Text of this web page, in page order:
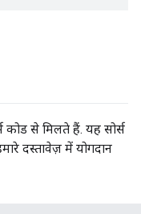
से मिलते हैं. यह सोर्स
दस्तावेज़ में योगदान